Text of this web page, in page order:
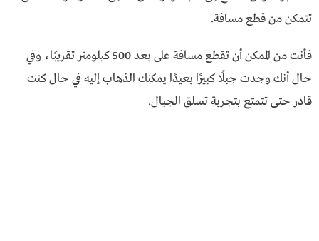
تتمكن من قطع مسافة.
فأنت من الممكن أن تقطع مسافة على بعد 500 كيلومتر تقريبًا، وفي
حال أنك وجدت جبلًا كبيرًا بعيدًا يمكنك الذهاب إليه في حال كنت
قادر حتى تتمتع بتجربة تسلق الجبال.